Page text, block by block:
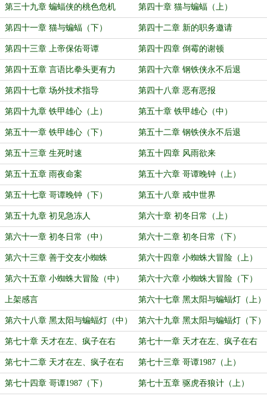
第三十九章 蝙蝠侠的桃色危机 第四十章 猫与蝙蝠（上）
第四十一章 猫与蝙蝠（下） 第四十二章 新的职务邀请
第四十三章 上帝保佑哥谭 第四十四章 倒霉的谢顿
第四十五章 言语比拳头更有力 第四十六章 钢铁侠永不后退
第四十七章 场外技术指导 第四十八章 恶有恶报
第四十九章 铁甲雄心（上） 第五十章 铁甲雄心（中）
第五十一章 铁甲雄心（下） 第五十二章 钢铁侠永不后退
第五十三章 生死时速 第五十四章 风雨欲来
第五十五章 雨夜命案 第五十六章 哥谭晚钟（上）
第五十七章 哥谭晚钟（下） 第五十八章 戒中世界
第五十九章 初见急冻人 第六十章 初冬日常（上）
第六十一章 初冬日常（中） 第六十二章 初冬日常（下）
第六十三章 善于交友小蜘蛛 第六十四章 小蜘蛛大冒险（上）
第六十五章 小蜘蛛大冒险（中） 第六十六章 小蜘蛛大冒险（下）
上架感言 第六十七章 黑太阳与蝙蝠灯（上）
第六十八章 黑太阳与蝙蝠灯（中） 第六十九章 黑太阳与蝙蝠灯（下）
第七十章 天才在左、疯子在右
（上）
第七十一章 天才在左、疯子在右
（中）
第七十二章 天才在左、疯子在右
（下）
第七十三章 哥谭1987（上）
第七十四章 哥谭1987（下） 第七十五章 驱虎吞狼计（上）